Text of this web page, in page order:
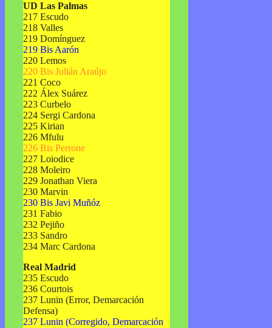
UD Las Palmas
217 Escudo
218 Valles
219 Domínguez
219 Bis Aarón
220 Lemos
220 Bis Julián Araújo
221 Coco
222 Álex Suárez
223 Curbelo
224 Sergi Cardona
225 Kirian
226 Mfulu
226 Bis Perrone
227 Loiodice
228 Moleiro
229 Jonathan Viera
230 Marvin
230 Bis Javi Muñóz
231 Fabio
232 Pejiño
233 Sandro
234 Marc Cardona
Real Madrid
235 Escudo
236 Courtois
237 Lunin (Error, Demarcación
Defensa)
237 Lunin (Corregido, Demarcación